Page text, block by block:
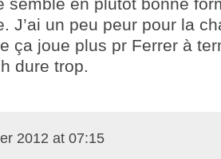
J’ai un peu peur pour la
ça joue plus pr Ferrer à
dure trop.
2012 at 07:15